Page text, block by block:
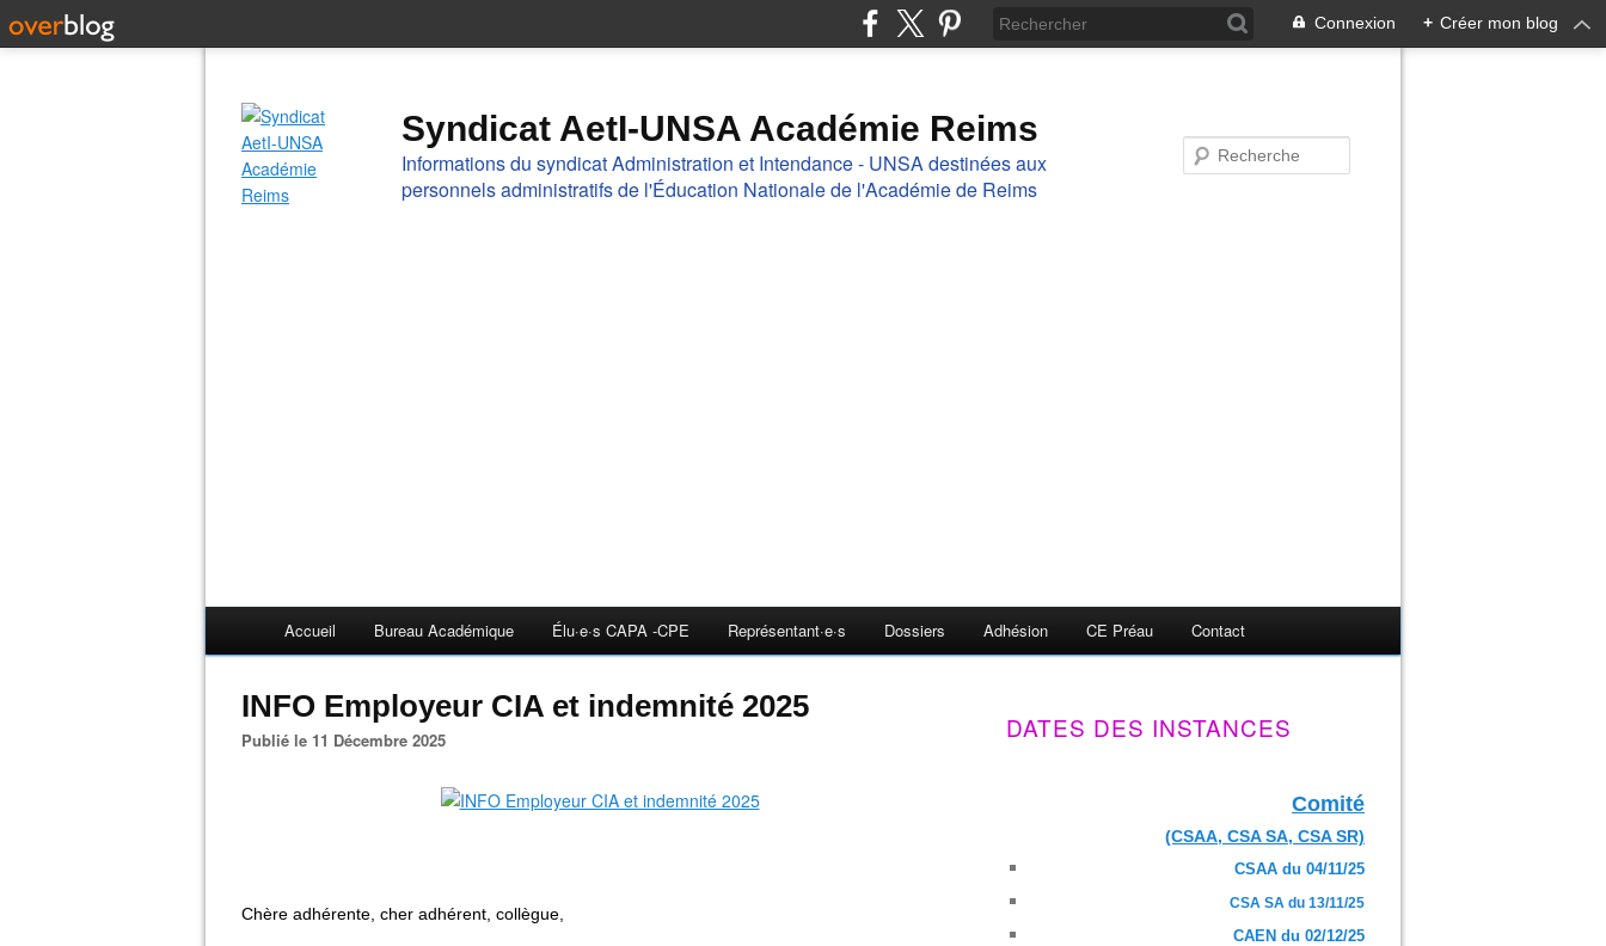
Connexion + Créer mon blog
Syndicat AetI-UNSA Académie Reims
Informations du syndicat Administration et Intendance - UNSA destinées aux
personnels administratifs de l'Éducation Nationale de l'Académie de Reims
Accueil Bureau Académique Élu·e·s CAPA -CPE Représentant·e·s Dossiers Adhésion CE Préau Contact
INFO Employeur CIA et indemnité 2025
Publié le 11 Décembre 2025
Chère adhérente, cher adhérent, collègue,
DATES DES INSTANCES
Comité
(CSAA, CSA SA, CSA SR)
CSAA du 04/11/25
CSA SA du 13/11/25
CAEN du 02/12/25